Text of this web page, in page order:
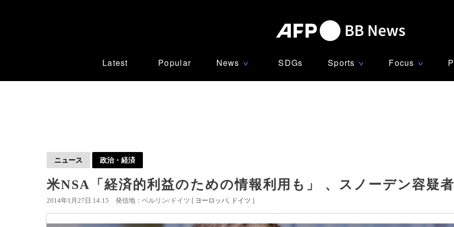
Latest Popular News ∨ SDGs Sports ∨ Focus ∨
ニュース 政治・経済
米NSA「経済的利益のための情報利用も」 、スノーデン容疑者
2014年1月27日 14:15 発信地：ベルリン/ドイツ [ ヨーロッパ ドイツ ]